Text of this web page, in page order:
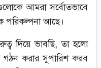
আমরা সর্বোতভাবে
আছে।
দিয়ে ভাবছি, তা হলো
গঠন করার সুপারিশ করব